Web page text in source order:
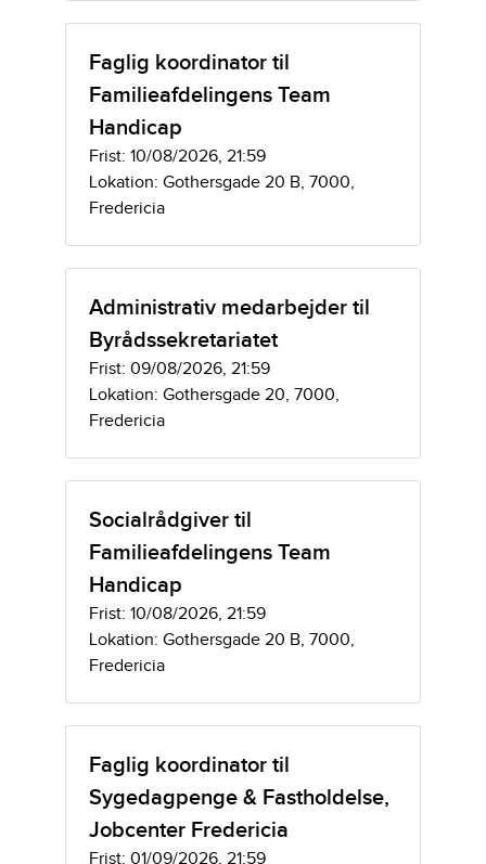
Faglig koordinator til
Familieafdelingens Team
Handicap
Frist: 10/08/2026, 21:59
Lokation: Gothersgade 20 B, 7000,
Fredericia
Administrativ medarbejder til
Byrådssekretariatet
Frist: 09/08/2026, 21:59
Lokation: Gothersgade 20, 7000,
Fredericia
Socialrådgiver til
Familieafdelingens Team
Handicap
Frist: 10/08/2026, 21:59
Lokation: Gothersgade 20 B, 7000,
Fredericia
Faglig koordinator til
Sygedagpenge & Fastholdelse,
Jobcenter Fredericia
Frist: 01/09/2026, 21:59